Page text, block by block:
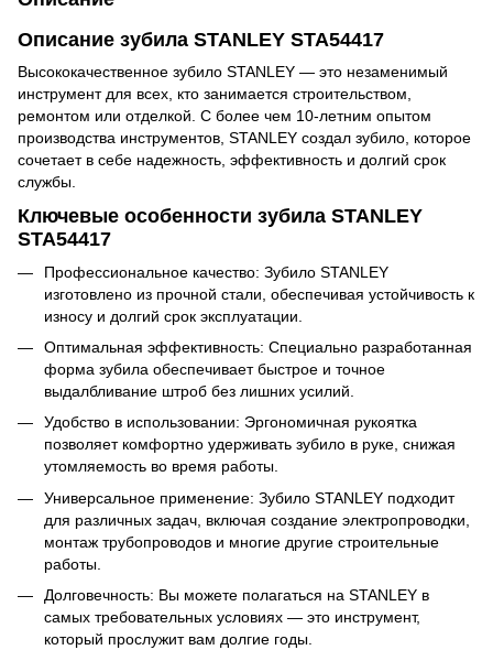
Описание зубила STANLEY STA54417
Высококачественное зубило STANLEY — это незаменимый
инструмент для всех, кто занимается строительством,
ремонтом или отделкой. С более чем 10-летним опытом
производства инструментов, STANLEY создал зубило, которое
сочетает в себе надежность, эффективность и долгий срок
службы.
Ключевые особенности зубила STANLEY
STA54417
Профессиональное качество: Зубило STANLEY
изготовлено из прочной стали, обеспечивая устойчивость к
износу и долгий срок эксплуатации.
Оптимальная эффективность: Специально разработанная
форма зубила обеспечивает быстрое и точное
выдалбливание штроб без лишних усилий.
Удобство в использовании: Эргономичная рукоятка
позволяет комфортно удерживать зубило в руке, снижая
утомляемость во время работы.
Универсальное применение: Зубило STANLEY подходит
для различных задач, включая создание электропроводки,
монтаж трубопроводов и многие другие строительные
работы.
Долговечность: Вы можете полагаться на STANLEY в
самых требовательных условиях — это инструмент,
который прослужит вам долгие годы.